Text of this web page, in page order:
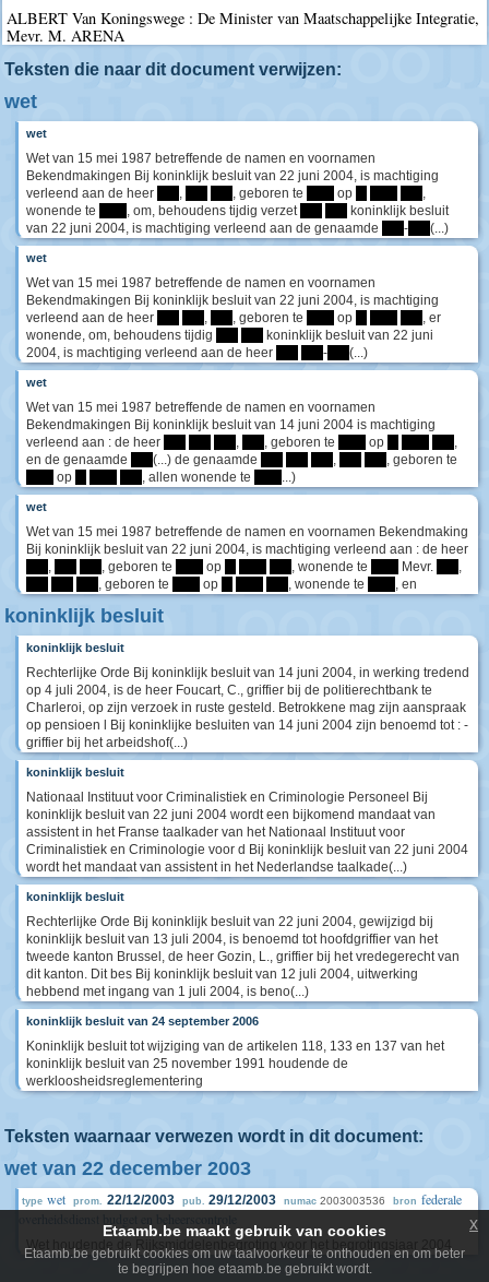
ALBERT Van Koningswege : De Minister van Maatschappelijke Integratie,
Mevr. M. ARENA
Teksten die naar dit document verwijzen:
wet
wet
Wet van 15 mei 1987 betreffende de namen en voornamen
Bekendmakingen Bij koninklijk besluit van 22 juni 2004, is machtiging
verleend aan de heer
, , geboren te op
,
wonende te
, om, behoudens tijdig verzet
koninklijk besluit
van 22 juni 2004, is machtiging verleend aan de genaamde
- (...)
wet
Wet van 15 mei 1987 betreffende de namen en voornamen
Bekendmakingen Bij koninklijk besluit van 22 juni 2004, is machtiging
verleend aan de heer
, , geboren te op
, er
wonende, om, behoudens tijdig
koninklijk besluit van 22 juni
2004, is machtiging verleend aan de heer
- (...)
wet
Wet van 15 mei 1987 betreffende de namen en voornamen
Bekendmakingen Bij koninklijk besluit van 14 juni 2004 is machtiging
verleend aan : de heer
, , geboren te op
,
en de genaamde
(...) de genaamde ,
, geboren te
op , allen wonende te ...)
wet
Wet van 15 mei 1987 betreffende de namen en voornamen Bekendmaking
Bij koninklijk besluit van 22 juni 2004, is machtiging verleend aan : de heer
, , geboren te op , wonende te Mevr.
,
, geboren te op , wonende te , en
koninklijk besluit
koninklijk besluit
Rechterlijke Orde Bij koninklijk besluit van 14 juni 2004, in werking tredend
op 4 juli 2004, is de heer Foucart, C., griffier bij de politierechtbank te
Charleroi, op zijn verzoek in ruste gesteld. Betrokkene mag zijn aanspraak
op pensioen l Bij koninklijke besluiten van 14 juni 2004 zijn benoemd tot : -
griffier bij het arbeidshof(...)
koninklijk besluit
Nationaal Instituut voor Criminalistiek en Criminologie Personeel Bij
koninklijk besluit van 22 juni 2004 wordt een bijkomend mandaat van
assistent in het Franse taalkader van het Nationaal Instituut voor
Criminalistiek en Criminologie voor d Bij koninklijk besluit van 22 juni 2004
wordt het mandaat van assistent in het Nederlandse taalkade(...)
koninklijk besluit
Rechterlijke Orde Bij koninklijk besluit van 22 juni 2004, gewijzigd bij
koninklijk besluit van 13 juli 2004, is benoemd tot hoofdgriffier van het
tweede kanton Brussel, de heer Gozin, L., griffier bij het vredegerecht van
dit kanton. Dit bes Bij koninklijk besluit van 12 juli 2004, uitwerking
hebbend met ingang van 1 juli 2004, is beno(...)
koninklijk besluit van 24 september 2006
Koninklijk besluit tot wijziging van de artikelen 118, 133 en 137 van het
koninklijk besluit van 25 november 1991 houdende de
werkloosheidsreglementering
Teksten waarnaar verwezen wordt in dit document:
wet van 22 december 2003
type wet prom. 22/12/2003 pub. 29/12/2003 numac 2003003536 bron federale
Wet houdende de Rijksmiddelenbegroting voor het begrotingsjaar 2004
Etaamb.be maakt gebruik van cookies
Etaamb.be gebruikt cookies om uw taalvoorkeur te onthouden en om beter
te begrijpen hoe etaamb.be gebruikt wordt.
x